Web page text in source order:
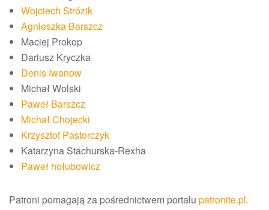
Wojciech Strózik
Agnieszka Barszcz
Maciej Prokop
Dariusz Kryczka
Denis Iwanow
Michał Wolski
Paweł Barszcz
Michał Chojecki
Krzysztof Pastorczyk
Katarzyna Stachurska-Rexha
Paweł hołubowicz
Patroni pomagają za pośrednictwem portalu patronite.pl.